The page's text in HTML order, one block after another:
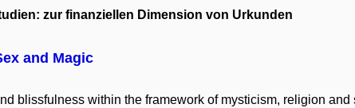
zur finanziellen Dimension von Urkunden
and Magic
blissfulness within the framework of mysticism, religion and